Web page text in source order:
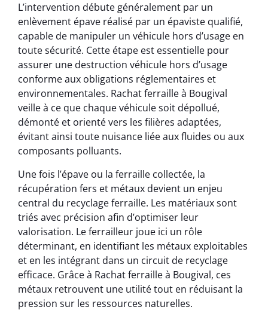
L’intervention débute généralement par un
enlèvement épave réalisé par un épaviste qualifié,
capable de manipuler un véhicule hors d’usage en
toute sécurité. Cette étape est essentielle pour
assurer une destruction véhicule hors d’usage
conforme aux obligations réglementaires et
environnementales. Rachat ferraille à Bougival
veille à ce que chaque véhicule soit dépollué,
démonté et orienté vers les filières adaptées,
évitant ainsi toute nuisance liée aux fluides ou aux
composants polluants.
Une fois l’épave ou la ferraille collectée, la
récupération fers et métaux devient un enjeu
central du recyclage ferraille. Les matériaux sont
triés avec précision afin d’optimiser leur
valorisation. Le ferrailleur joue ici un rôle
déterminant, en identifiant les métaux exploitables
et en les intégrant dans un circuit de recyclage
efficace. Grâce à Rachat ferraille à Bougival, ces
métaux retrouvent une utilité tout en réduisant la
pression sur les ressources naturelles.